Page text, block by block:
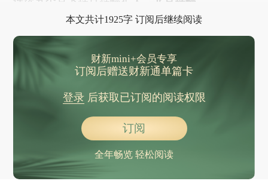
本文共计1925字 订阅后继续阅读
财新mini+会员专享
订阅后赠送财新通单篇卡
登录后获取已订阅的阅读权限
订阅
全年畅览 轻松阅读